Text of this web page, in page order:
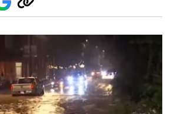
Google
Discover
Copiar
enlace